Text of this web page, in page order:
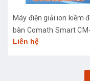
Máy điện giải ion kiềm
bàn Comath Smart CM-
3668
Liên hệ